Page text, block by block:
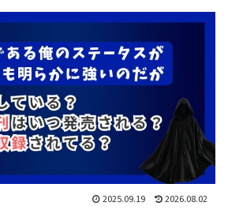
2025.09.19 2026.08.02